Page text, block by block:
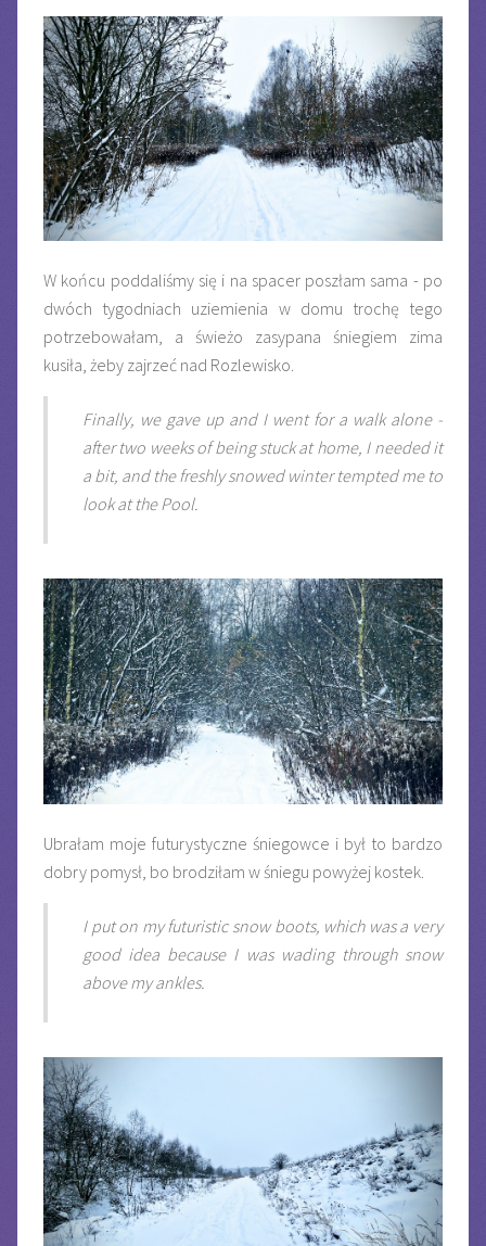
W końcu poddaliśmy się i na spacer poszłam sama - po
dwóch tygodniach uziemienia w domu trochę tego
potrzebowałam, a świeżo zasypana śniegiem zima
kusiła, żeby zajrzeć nad Rozlewisko.
Finally, we gave up and I went for a walk alone -
after two weeks of being stuck at home, I needed it
a bit, and the freshly snowed winter tempted me to
look at the Pool.
Ubrałam moje futurystyczne śniegowce i był to bardzo
dobry pomysł, bo brodziłam w śniegu powyżej kostek.
I put on my futuristic snow boots, which was a very
good idea because I was wading through snow
above my ankles.